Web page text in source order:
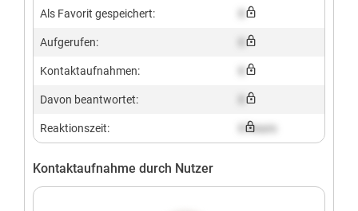
Als Favorit gespeichert:
Aufgerufen:
Kontaktaufnahmen:
Davon beantwortet:
Reaktionszeit: X hours
Kontaktaufnahme durch Nutzer